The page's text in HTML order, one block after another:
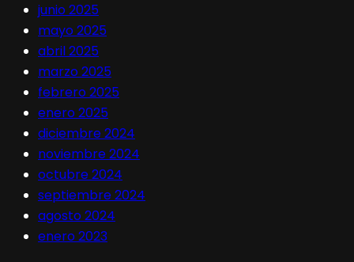
junio 2025
mayo 2025
abril 2025
marzo 2025
febrero 2025
enero 2025
diciembre 2024
noviembre 2024
octubre 2024
septiembre 2024
agosto 2024
enero 2023